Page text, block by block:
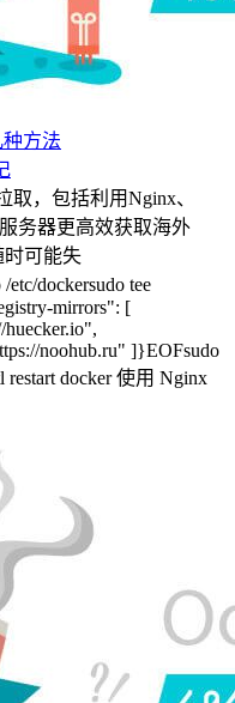
方法
取，包括利用Nginx、
务器更高效获取海外
时可能失
dockersudo tee
mirrors": [
noohub.ru" ]}EOFsudo
restart docker 使用 Nginx